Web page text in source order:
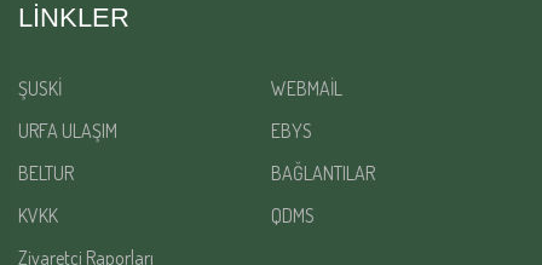
LINKLER
ŞUSKİ
WEBMAİL
URFA ULAŞIM
EBYS
BELTUR
BAĞLANTILAR
KVKK
QDMS
Ziyaretçi Raporları